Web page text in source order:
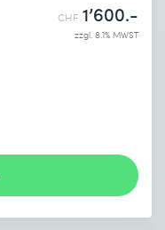
CHF 1’600.-
zzgl. 8.1% MWST